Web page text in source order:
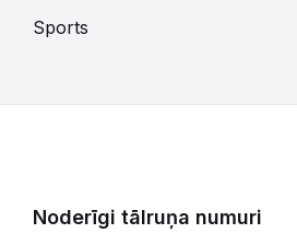
Sports
Noderīgi tālruņa numuri